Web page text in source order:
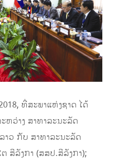
ທີ່ສະພາແຫ່ງຊາດ ໄດ້
ຫວ່າງ ສາທາລະນະລັດ
າວ ກັບ ສາທາລະນະລັດ
ສີລັງກາ (ສສປ.ສີລັງກາ);